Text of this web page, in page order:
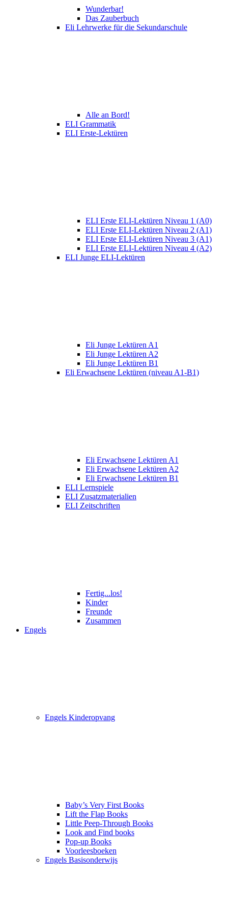
Wunderbar!
Das Zauberbuch
Eli Lehrwerke für die Sekundarschule
Alle an Bord!
ELI Grammatik
ELI Erste-Lektüren
ELI Erste ELI-Lektüren Niveau 1 (A0)
ELI Erste ELI-Lektüren Niveau 2 (A1)
ELI Erste ELI-Lektüren Niveau 3 (A1)
ELI Erste ELI-Lektüren Niveau 4 (A2)
ELI Junge ELI-Lektüren
Eli Junge Lektüren A1
Eli Junge Lektüren A2
Eli Junge Lektüren B1
Eli Erwachsene Lektüren (niveau A1-B1)
Eli Erwachsene Lektüren A1
Eli Erwachsene Lektüren A2
Eli Erwachsene Lektüren B1
ELI Lernspiele
ELI Zusatzmaterialien
ELI Zeitschriften
Fertig...los!
Kinder
Freunde
Zusammen
Engels
Engels Kinderopvang
Baby’s Very First Books
Lift the Flap Books
Little Peep-Through Books
Look and Find books
Pop-up Books
Voorleesboeken
Engels Basisonderwijs